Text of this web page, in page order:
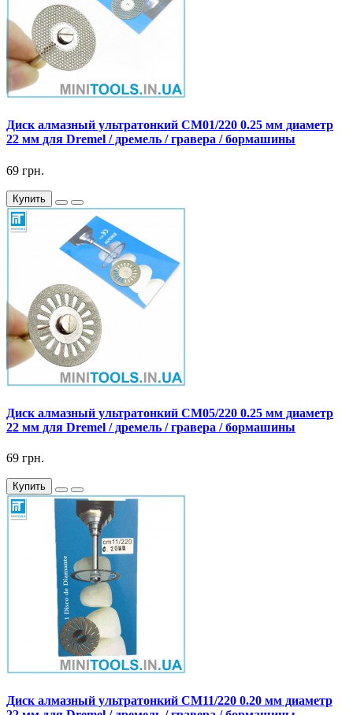
Диск алмазный ультратонкий CM01/220 0.25 мм диаметр
22 мм для Dremel / дремель / гравера / бормашины
69 грн.
Купить
Диск алмазный ультратонкий CM05/220 0.25 мм диаметр
22 мм для Dremel / дремель / гравера / бормашины
69 грн.
Купить
Диск алмазный ультратонкий CM11/220 0.20 мм диаметр